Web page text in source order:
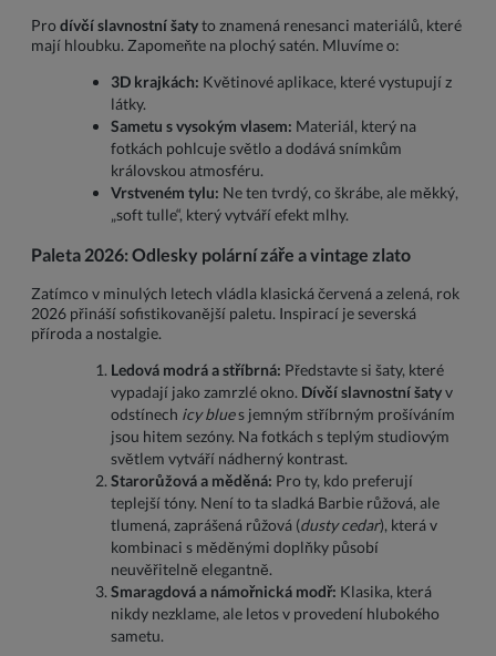
Prodívčí slavnostní šatyto znamená renesanci materiálů, které
mají hloubku. Zapomeňte na plochý satén. Mluvíme o:
3D krajkách: Květinové aplikace, které vystupují z
látky.
Sametu s vysokým vlasem: Materiál, který na
fotkách pohlcuje světlo a dodává snímkům
královskou atmosféru.
Vrstveném tylu: Ne ten tvrdý, co škrábe, ale měkký,
„soft tulle“, který vytváří efekt mlhy.
Paleta 2026: Odlesky polární záře a vintage zlato
Zatímco v minulých letech vládla klasická červená a zelená, rok
2026 přináší sofistikovanější paletu. Inspirací je severská
příroda a nostalgie.
Ledová modrá a stříbrná: Představte si šaty, které
vypadají jako zamrzlé okno. Dívčí slavnostní šatyv
odstínech icy blues jemným stříbrným prošíváním
jsou hitem sezóny. Na fotkách s teplým studiovým
světlem vytváří nádherný kontrast.
Starorůžová a měděná: Pro ty, kdo preferují
teplejší tóny. Není to ta sladká Barbie růžová, ale
tlumená, zaprášená růžová (dusty cedar), která v
kombinaci s měděnými doplňky působí
neuvěřitelně elegantně.
Smaragdová a námořnická modř: Klasika, která
nikdy nezklame, ale letos v provedení hlubokého
sametu.